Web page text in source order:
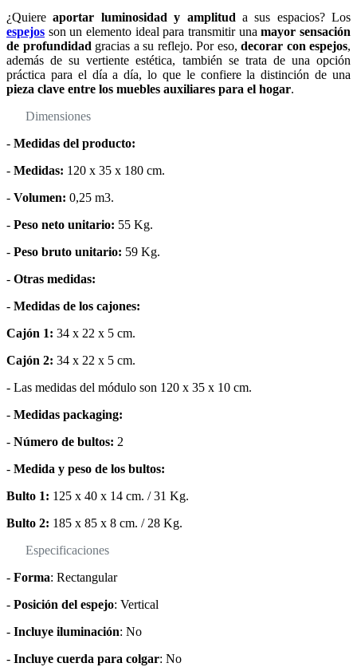
¿Quiereaportar luminosidad y amplitud a sus espacios? Los
espejos son un elemento ideal para transmitir unamayor sensación
de profundidad gracias a su reflejo. Por eso, decorar con espejos,
además de su vertiente estética, también se trata de una opción
práctica para el día a día, lo que le confiere la distinción de una
pieza clave entre los muebles auxiliares para el hogar.
Dimensiones
- Medidas del producto:
- Medidas: 120 x 35 x 180 cm.
- Volumen: 0,25 m3.
- Peso neto unitario: 55 Kg.
- Peso bruto unitario: 59 Kg.
- Otras medidas:
- Medidas de los cajones:
Cajón 1: 34 x 22 x 5 cm.
Cajón 2: 34 x 22 x 5 cm.
- Las medidas del módulo son 120 x 35 x 10 cm.
- Medidas packaging:
- Número de bultos: 2
- Medida y peso de los bultos:
Bulto 1: 125 x 40 x 14 cm. / 31 Kg.
Bulto 2: 185 x 85 x 8 cm. / 28 Kg.
Especificaciones
- Forma: Rectangular
- Posición del espejo: Vertical
- Incluye iluminación: No
- Incluye cuerda para colgar: No